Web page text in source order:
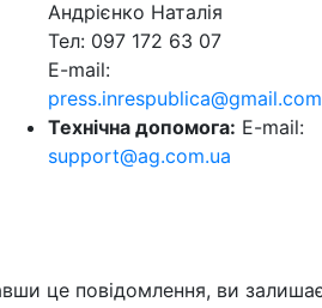
Андрієнко Наталія
Тел: 097 172 63 07
E-mail:
press.inrespublica@gmail.com
Технічна допомога: E-mail:
support@ag.com.ua
це повідомлення, ви